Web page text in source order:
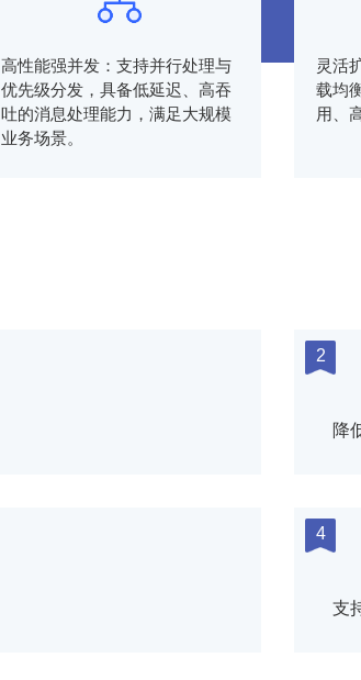
高性能强并发：支持并行处理与
优先级分发，具备低延迟、高吞
吐的消息处理能力，满足大规模
业务场景。
灵活
载均
用、
2
降
4
支